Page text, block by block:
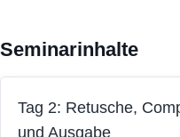
Seminarinhalte
Tag 2: Retusche,
und Ausgabe